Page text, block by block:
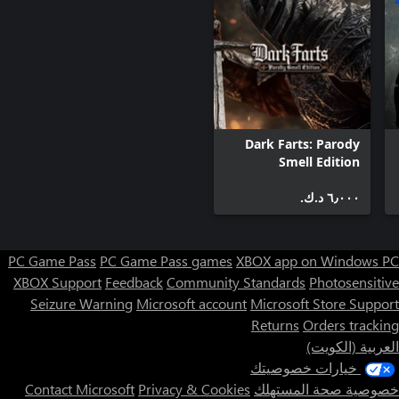
Dark Farts: Parody
Smell Edition
٦٫٠٠٠ د.ك.‏
PC Game Pass PC Game Pass games XBOX app on Windows PC
XBOX Support FeedbackCommunity Standards Photosensitive
Seizure Warning Microsoft account Microsoft Store Support
Returns Orders tracking
العربية (الكويت)
خيارات خصوصيتك
خصوصية صحة المستهلك
Contact Microsoft Privacy & Cookies